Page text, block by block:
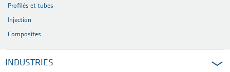
Profilés et tubes
Injection
Composites
INDUSTRIES